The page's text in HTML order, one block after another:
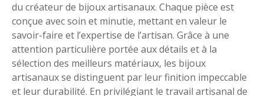
du créateur de bijoux artisanaux. Chaque pièce est
conçue avec soin et minutie, mettant en valeur le
savoir-faire et l’expertise de l’artisan. Grâce à une
attention particulière portée aux détails et à la
sélection des meilleurs matériaux, les bijoux
artisanaux se distinguent par leur finition impeccable
et leur durabilité. En privilégiant le travail artisanal de